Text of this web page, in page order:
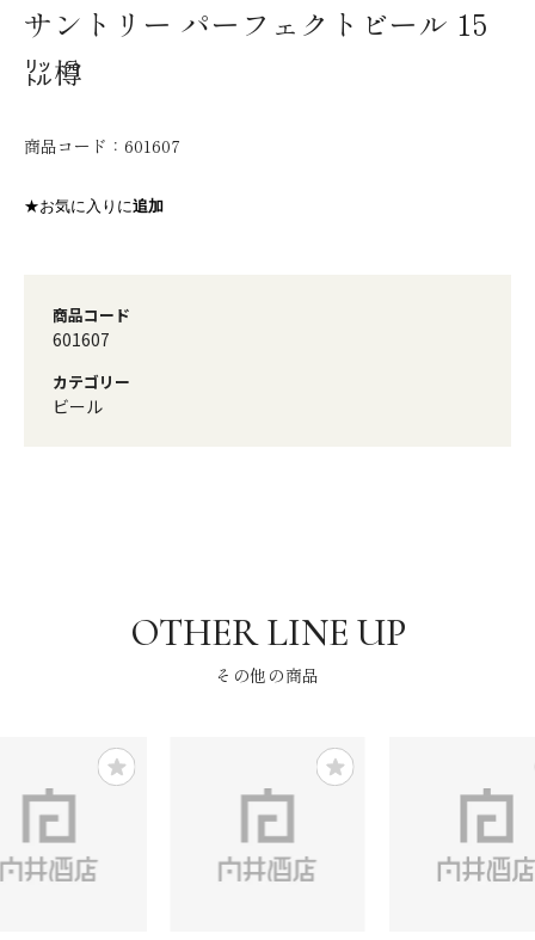
サントリー パーフェクトビール 15
㍑樽
商品コード： 601607
★お気に入りに追加
商品コード
601607
カテゴリー
ビール
その他の商品